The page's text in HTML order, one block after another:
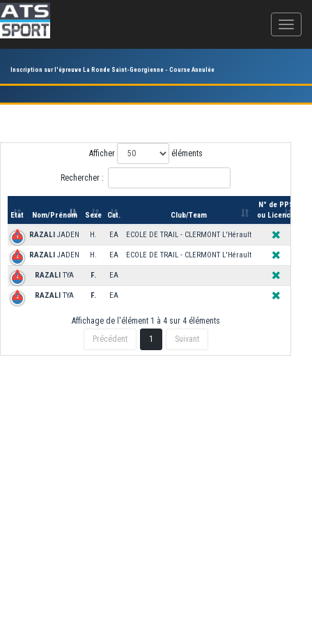
Inscription sur l'épreuve La Ronde Saint-Georgienne - Course Annulée
Afficher éléments
Rechercher :
Etat Nom/Prénom Sexe Cat. Club/Team
N° de PPS
ou Licence
RAZALI JADEN H. EA ECOLE DE TRAIL - CLERMONT L'Hérault
RAZALI JADEN H. EA ECOLE DE TRAIL - CLERMONT L'Hérault
RAZALI TYA F. EA
RAZALI TYA F. EA
Affichage de l'élément 1 à 4 sur 4 éléments
Précédent
1 Suivant